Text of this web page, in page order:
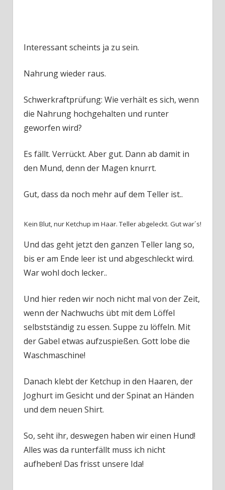
Interessant scheints ja zu sein.
Nahrung wieder raus.
Schwerkraftprüfung: Wie verhält es sich, wenn
die Nahrung hochgehalten und runter
geworfen wird?
Es fällt. Verrückt. Aber gut. Dann ab damit in
den Mund, denn der Magen knurrt.
Gut, dass da noch mehr auf dem Teller ist..
Kein Blut, nur Ketchup im Haar. Teller abgeleckt. Gut war´s!
Und das geht jetzt den ganzen Teller lang so,
bis er am Ende leer ist und abgeschleckt wird.
War wohl doch lecker..
Und hier reden wir noch nicht mal von der Zeit,
wenn der Nachwuchs übt mit dem Löffel
selbstständig zu essen. Suppe zu löffeln. Mit
der Gabel etwas aufzuspießen. Gott lobe die
Waschmaschine!
Danach klebt der Ketchup in den Haaren, der
Joghurt im Gesicht und der Spinat an Händen
und dem neuen Shirt.
So, seht ihr, deswegen haben wir einen Hund!
Alles was da runterfällt muss ich nicht
aufheben! Das frisst unsere Ida!